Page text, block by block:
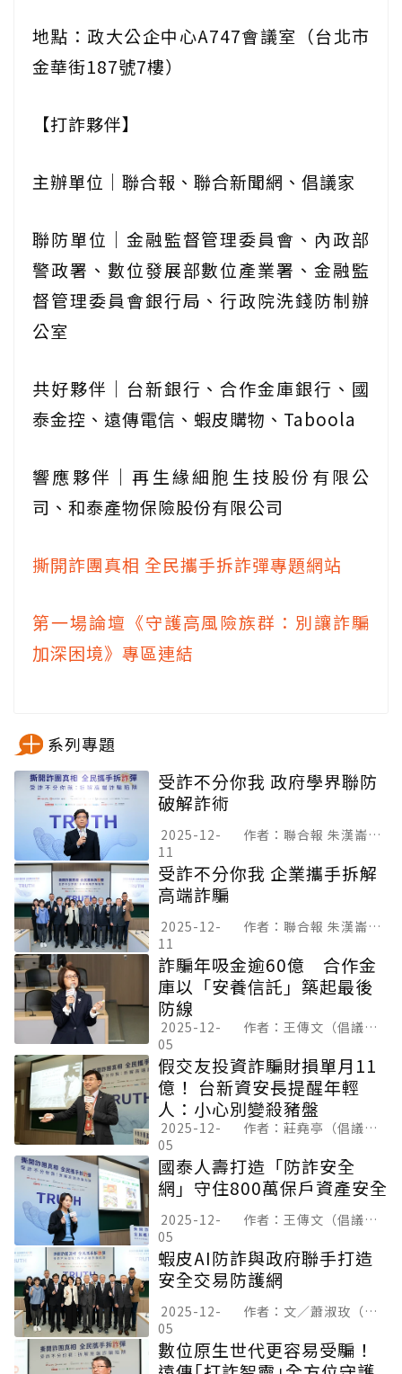
地點：政大公企中心A747會議室（台北市
金華街187號7樓）
【打詐夥伴】
主辦單位｜聯合報、聯合新聞網、倡議家
聯防單位｜金融監督管理委員會、內政部
警政署、數位發展部數位產業署、金融監
督管理委員會銀行局、行政院洗錢防制辦
公室
共好夥伴｜台新銀行、合作金庫銀行、國
泰金控、遠傳電信、蝦皮購物、Taboola
響應夥伴｜再生緣細胞生技股份有限公
司、和泰產物保險股份有限公司
撕開詐團真相 全民攜手拆詐彈專題網站
第一場論壇《守護高風險族群：別讓詐騙
加深困境》專區連結
系列專題
受詐不分你我 政府學界聯防
破解詐術
2025-12-
11
聯合報 朱漢崙、李弈昕、翁至成
受詐不分你我 企業攜手拆解
高端詐騙
2025-12-
11
聯合報 朱漢崙、李弈昕、翁至成
詐騙年吸金逾60億 合作金
庫以「安養信託」築起最後
防線
2025-12-
05
王傳文（倡議企劃）
假交友投資詐騙財損單月11
億！ 台新資安長提醒年輕
人：小心別變殺豬盤
2025-12-
05
莊堯亭（倡議企劃）
國泰人壽打造「防詐安全
網」守住800萬保戶資產安全
2025-12-
05
王傳文（倡議企劃）
蝦皮AI防詐與政府聯手打造
安全交易防護網
2025-12-
05
文／蕭淑玫（倡議企劃）
數位原生世代更容易受騙！